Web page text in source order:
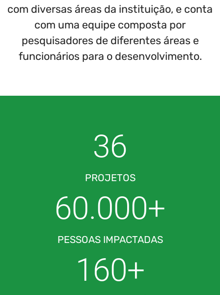
com diversas áreas da instituição, e conta
com uma equipe composta por
pesquisadores de diferentes áreas e
funcionários para o desenvolvimento.
36
PROJETOS
60.000+
PESSOAS IMPACTADAS
160+